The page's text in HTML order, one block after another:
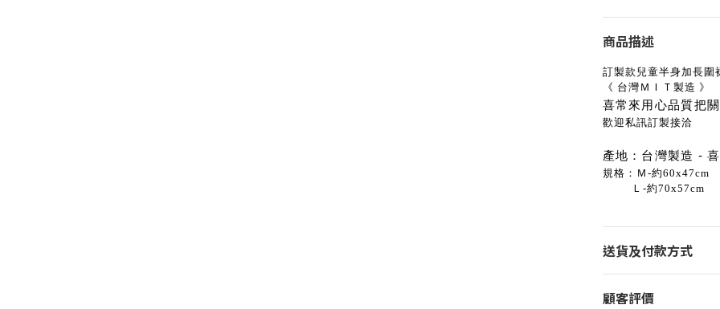
商品描述
訂製款兒童半身加長圍
《 台灣ＭＩＴ製造 》
喜常來用心品質把關
歡迎私訊訂製接洽
產地：台灣製造 -
規格：Ｍ-約60x47cm
Ｌ-約70x57cm
送貨及付款方式
顧客評價